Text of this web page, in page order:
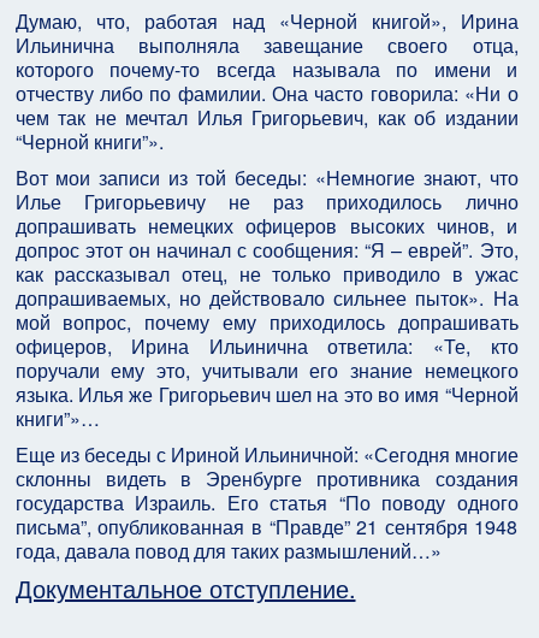
Думаю, что, работая над «Черной книгой», Ирина
Ильинична выполняла завещание своего отца,
которого почему-то всегда называла по имени и
отчеству либо по фамилии. Она часто говорила: «Ни о
чем так не мечтал Илья Григорьевич, как об издании
“Черной книги”».
Вот мои записи из той беседы: «Немногие знают, что
Илье Григорьевичу не раз приходилось лично
допрашивать немецких офицеров высоких чинов, и
допрос этот он начинал с сообщения: “Я – еврей”. Это,
как рассказывал отец, не только приводило в ужас
допрашиваемых, но действовало сильнее пыток». На
мой вопрос, почему ему приходилось допрашивать
офицеров, Ирина Ильинична ответила: «Те, кто
поручали ему это, учитывали его знание немецкого
языка. Илья же Григорьевич шел на это во имя “Черной
книги”»…
Еще из беседы с Ириной Ильиничной: «Сегодня многие
склонны видеть в Эренбурге противника создания
государства Израиль. Его статья “По поводу одного
письма”, опубликованная в “Правде” 21 сентября 1948
года, давала повод для таких размышлений…»
Документальное отступление.